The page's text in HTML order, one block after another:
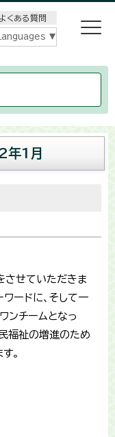
よくある質問
Languages
年1月
させていただきま
ワードに、そして一
ンチームとなっ
福祉の増進のため
。